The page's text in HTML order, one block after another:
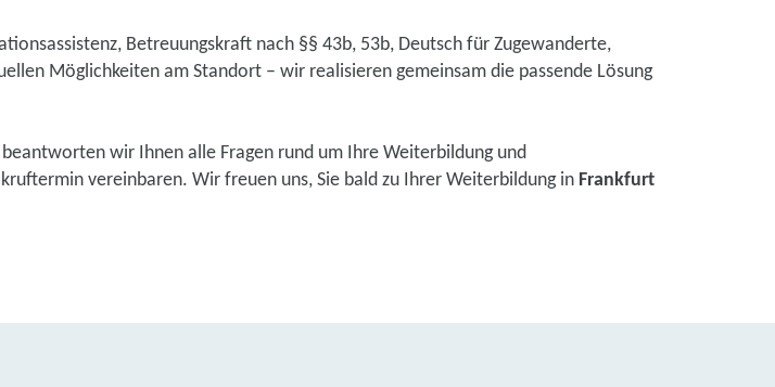
Betreuungskraft nach §§ 43b, 53b, Deutsch für Zugewanderte,
Möglichkeiten am Standort – wir realisieren gemeinsam die passende Lösung
beantworten wir Ihnen alle Fragen rund um Ihre Weiterbildung und
vereinbaren. Wir freuen uns, Sie bald zu Ihrer Weiterbildung in Frankfurt